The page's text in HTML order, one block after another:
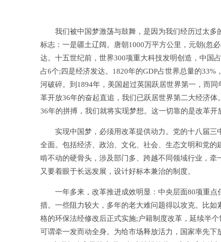
我们被中国梦激荡与鼓舞，是因为我们经历过太多
标志：一是疆土辽阔。唐朝1000万平方公里，元朝(忽
达。十五世纪前，世界300项重大科技发明创造，中国
占6个;四是经济发达。1820年的GDP占世界总量的
河破碎。到1894年，美国超过英国跃居世界第一，而
革开放36年的奋起直追，我们已跃居世界第二大经济
36年的拼搏，我们就将实现梦想。这一切靠的是改革
实现中国梦，必须用改革提供动力。党的十八届三
全面。包括经济、政治、文化、社会、生态文明和党
啃不动的硬骨头，涉及部门多、跨越不同领域行业，
又要着眼于长远发展，设计好标本兼治的制度。
一年多来，改革推进成效明显：中央层面80项重点
措。一些阻力较大，多年的老大难问题得以攻克。比
格的环保法经修改后正式实施;户籍制度改革，延续半
可谓牵一发而动全身。为给市场释放活力，国家率先